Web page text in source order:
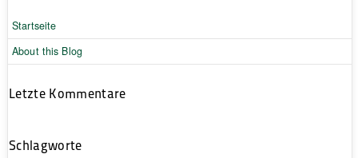
Startseite
About this Blog
Letzte Kommentare
Schlagworte